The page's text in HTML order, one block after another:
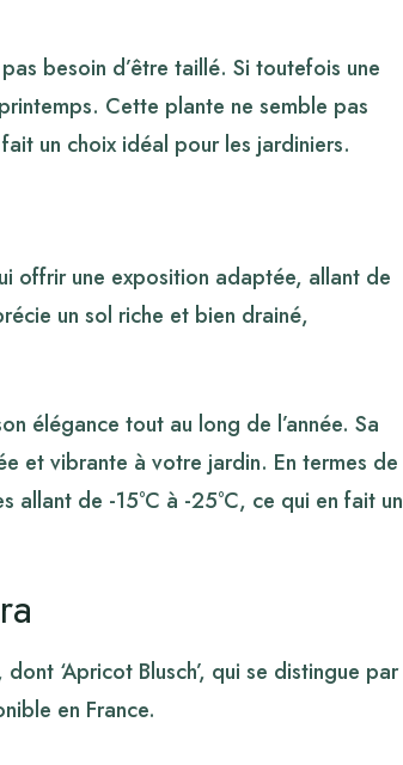
besoin d’être taillé. Si toutefois une
Cette plante ne semble pas
un choix idéal pour les jardiniers.
offrir une exposition adaptée, allant de
un sol riche et bien drainé,
élégance tout au long de l’année. Sa
et vibrante à votre jardin. En termes de
de -15°C à -25°C, ce qui en fait un
‘Apricot Blusch’, qui se distingue par
en France.